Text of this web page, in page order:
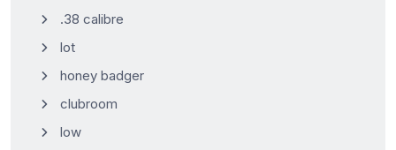
.38 calibre
lot
honey badger
clubroom
low